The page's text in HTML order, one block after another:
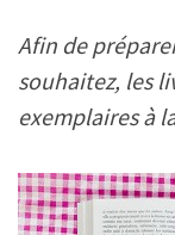
Afin de
souhaitez, les
exemplaires à